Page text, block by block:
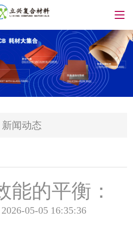
新闻动态
能的平衡：
2026-05-05 16:35:36